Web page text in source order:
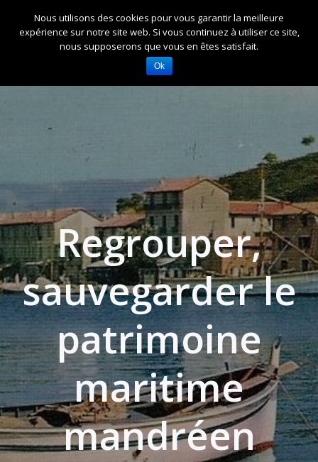
au
contenu
Pointus et Patrimoine
Mandréen
Regrouper,
sauvegarder le
patrimoine
maritime
mandréen
Nous utilisons des cookies pour vous garantir la meilleure
expérience sur notre site web. Si vous continuez à utiliser ce site,
nous supposerons que vous en êtes satisfait.
Ok